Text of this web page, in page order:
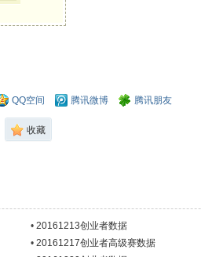
QQ空间 腾讯微博 腾讯朋友
收藏
•20161213创业者数据
•20161217创业者高级赛数据